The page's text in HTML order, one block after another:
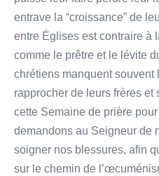
entrave la “croissance” de
entre Églises est contraire à
comme le prêtre et le lévite
chrétiens manquent souvent
rapprocher de leurs frères
cette Semaine de prière
demandons au Seigneur de
soigner nos blessures, afin
sur le chemin de